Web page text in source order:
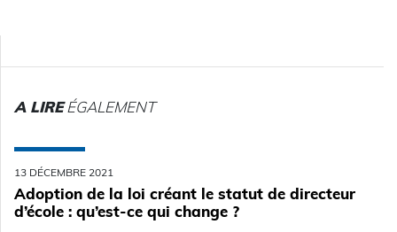
A LIREÉGALEMENT
13 DÉCEMBRE 2021
Adoption de la loi créant le statut de directeur
d’école : qu’est-ce qui change ?